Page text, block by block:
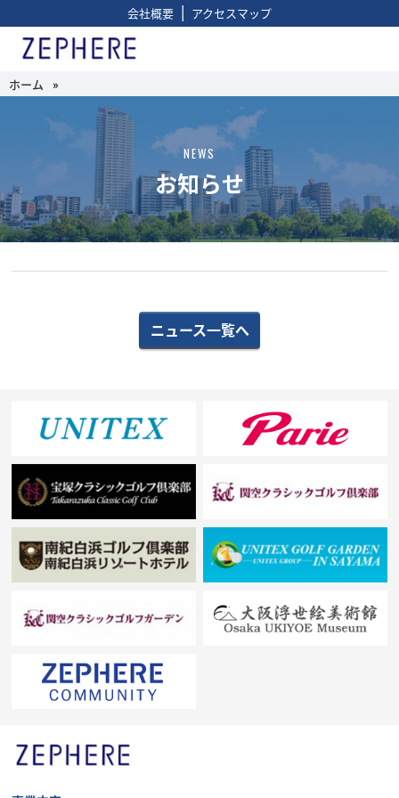
会社概要 | アクセスマップ
ホーム »
NEWS
お知らせ
ニュース一覧へ